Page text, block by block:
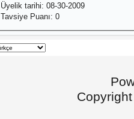
Üyelik tarihi: 08-30-2009
Tavsiye Puanı: 0